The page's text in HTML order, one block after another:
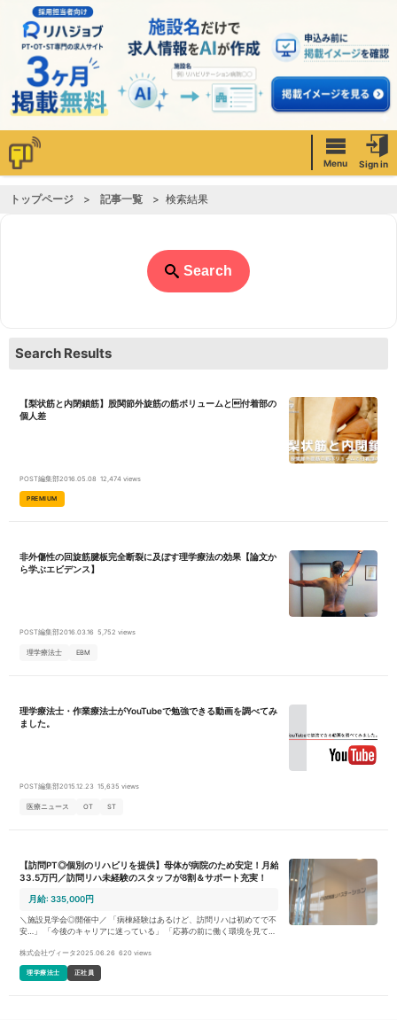
Menu Sign in
トップページ 記事一覧 検索結果
Search
Search Results
【梨状筋と内閉鎖筋】股関節外旋筋の筋ボリュームと付着部の
個人差
POST編集部2016.05.08 12,474 views
PREMIUM
非外傷性の回旋筋腱板完全断裂に及ぼす理学療法の効果【論文か
ら学ぶエビデンス】
POST編集部2016.03.16 5,752 views
理学療法士 EBM
理学療法士・作業療法士がYouTubeで勉強できる動画を調べてみ
ました。
POST編集部2015.12.23 15,635 views
医療ニュース OT ST
【訪問PT◎個別のリハビリを提供】母体が病院のため安定！月給
33.5万円／訪問リハ未経験のスタッフが8割＆サポート充実！
月給: 335,000円
＼施設見学会◎開催中／ 「病棟経験はあるけど、訪問リハは初めてで不
安…」 「今後のキャリアに迷っている」 「応募の前に働く環境を見てみ
訪問看護リハステーションの取り組みやお仕事内容、勤務条件について
説明いたします。 * 事前準備はZoomアプリのインストールのみ！PCま
たはスマホよりお気軽にご参加ください。 ＊いずれも参加をご希望の場
株式会社ヴィータ2025.06.26 620 views
理学療法士 正社員